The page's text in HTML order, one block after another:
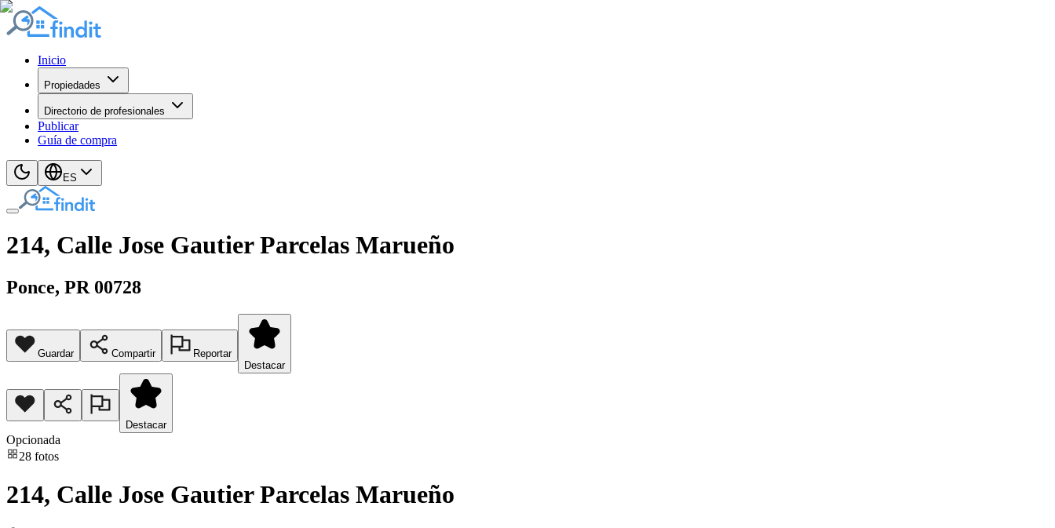
Inicio
Propiedades
Directorio de profesionales
Publicar
Guía de compra
ES
214, Calle Jose Gautier Parcelas Marueño
Ponce, PR 00728
Guardar Compartir
Reportar
Destacar
Destacar
Opcionada
28 fotos
214, Calle Jose Gautier Parcelas Marueño